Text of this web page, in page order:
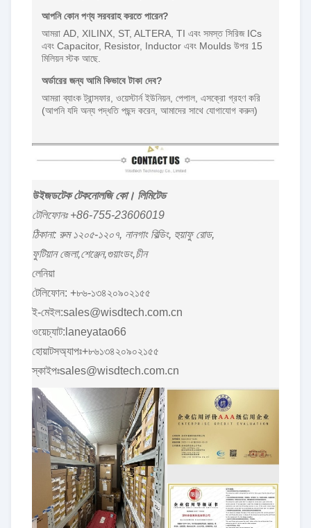
আপনি কোন পণ্য সরবরাহ করতে পারেন?
আমরা AD, XILINX, ST, ALTERA, TI এবং সমস্ত সিরিজ ICs
এবং Capacitor, Resistor, Inductor এবং Moulds উপর 15
মিলিয়ন স্টক আছে.
অর্ডারের জন্য আমি কিভাবে টাকা দেব?
আমরা ব্যাংক ট্রান্সফার, ওয়েস্টার্ন ইউনিয়ন, পেপাল, এসক্রো গ্রহণ করি
(আপনি যদি অন্য পদ্ধতি পছন্দ করেন, আমাদের সাথে যোগাযোগ করুন)
উইজডটেক টেকনোলজি কো। লিমিটেড
টেলিফোনঃ +86-755-23606019
ঠিকানা: রুম ১২০৫-১২০৭, নানগাং বিল্ডিং, হুয়াফু রোড,
ফুটিয়ান জেলা,শেঞ্জেন,গুয়াংডং,চীন
লেনিয়া
টেলিফোন: +৮৬-১৩৪২০৯০২১৫৫
ই-মেইল:sales@wisdtech.com.cn
ওয়েচ্যাট:laneyatao66
হোয়াটসঅ্যাপঃ+৮৬১৩৪২০৯০২১৫৫
স্কাইপঃsales@wisdtech.com.cn